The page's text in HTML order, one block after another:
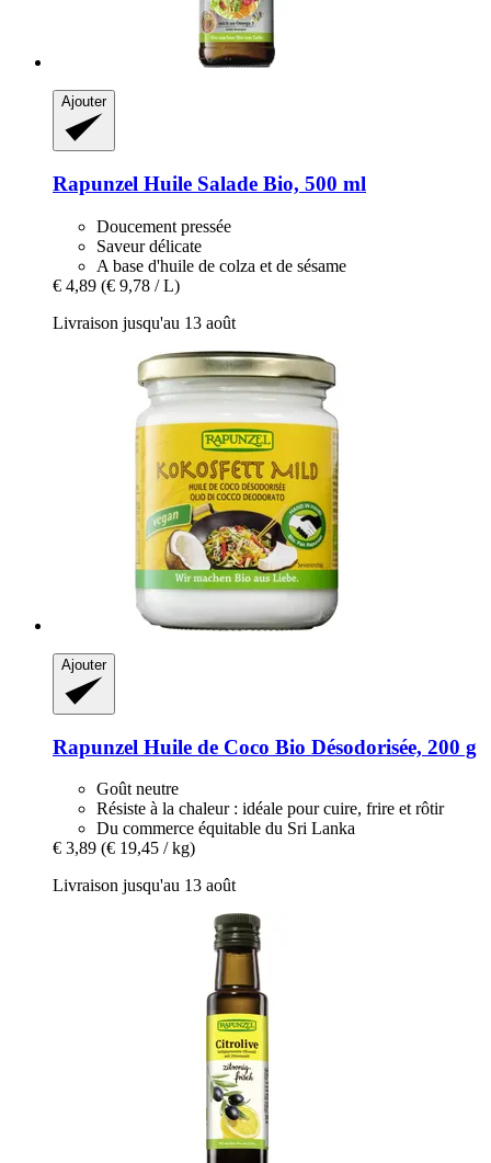
Ajouter
Rapunzel Huile Salade Bio, 500 ml
Doucement pressée
Saveur délicate
A base d'huile de colza et de sésame
€ 4,89 (€ 9,78 / L)
Livraison jusqu'au 13 août
Ajouter
Rapunzel Huile de Coco Bio Désodorisée, 200 g
Goût neutre
Résiste à la chaleur : idéale pour cuire, frire et rôtir
Du commerce équitable du Sri Lanka
€ 3,89 (€ 19,45 / kg)
Livraison jusqu'au 13 août